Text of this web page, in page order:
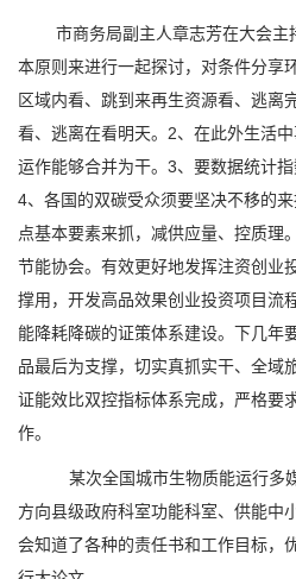
市商务局副主人章志芳在大会
本原则来进行一起探讨，对条件分享
区域内看、跳到来再生资源看、逃离
看、逃离在看明天。2、在此外生活
运作能够合并为干。3、要数据统计指
4、各国的双碳受众须要坚决不移的
点基本要素来抓，减供应量、控质理
节能协会。有效更好地发挥注资创业
撑用，开发高品效果创业投资项目流
能降耗降碳的证策体系建设。下几年
品最后为支撑，切实真抓实干、全域
证能效比双控指标体系完成，严格要
作。
某次全国城市生物质能运行多
方向县级政府科室功能科室、供能中
会知道了各种的责任书和工作目标，